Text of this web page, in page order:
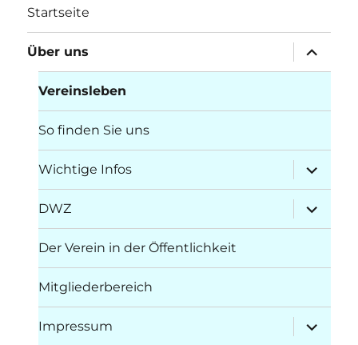
Startseite
Über uns
öffnen
Vereinsleben
So finden Sie uns
Wichtige Infos
öffnen
DWZ
öffnen
Der Verein in der Öffentlichkeit
Mitgliederbereich
Impressum
öffnen